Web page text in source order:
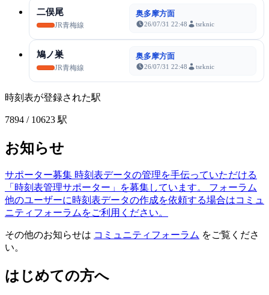
二俣尾
JR青梅線
奥多摩方面
26/07/31 22:48 tsrknic
鳩ノ巣
JR青梅線
奥多摩方面
26/07/31 22:48 tsrknic
時刻表が登録された駅
7894 / 10623 駅
お知らせ
サポーター募集 時刻表データの管理を手伝っていただける
「時刻表管理サポーター」を募集しています。
フォーラム
他のユーザーに時刻表データの作成を依頼する場合はコミュ
ニティフォーラムをご利用ください。
その他のお知らせは コミュニティフォーラム をご覧くださ
い。
はじめての方へ